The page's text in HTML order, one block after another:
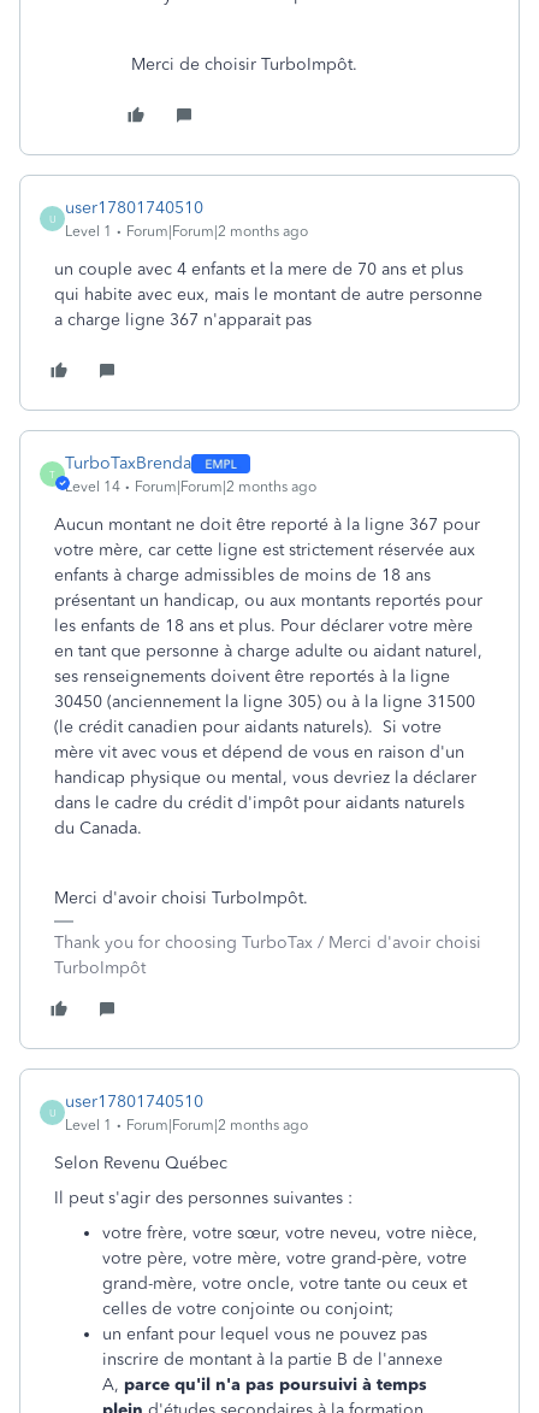
Merci de choisir TurboImpôt.
U
user17801740510
Level 1 Forum|Forum|2 months ago
un couple avec 4 enfants et la mere de 70 ans et plus
qui habite avec eux, mais le montant de autre personne
a charge ligne 367 n'apparait pas
T
TurboTaxBrenda
Level 14 Forum|Forum|2 months ago
Aucun montant ne doit être reporté à la ligne 367 pour
votre mère, car cette ligne est strictement réservée aux
enfants à charge admissibles de moins de 18 ans
présentant un handicap, ou aux montants reportés pour
les enfants de 18 ans et plus. Pour déclarer votre mère
en tant que personne à charge adulte ou aidant naturel,
ses renseignements doivent être reportés à la ligne
30450 (anciennement la ligne 305) ou à la ligne 31500
(le crédit canadien pour aidants naturels). Si votre
mère vit avec vous et dépend de vous en raison d'un
handicap physique ou mental, vous devriez la déclarer
dans le cadre du crédit d'impôt pour aidants naturels
du Canada.
Merci d'avoir choisi TurboImpôt.
Thank you for choosing TurboTax / Merci d'avoir choisi
TurboImpôt
U
user17801740510
Level 1 Forum|Forum|2 months ago
Selon Revenu Québec
Il peut s'agir des personnes suivantes :
votre frère, votre sœur, votre neveu, votre nièce,
votre père, votre mère, votre grand-père, votre
grand-mère, votre oncle, votre tante ou ceux et
celles de votre conjointe ou conjoint;
un enfant pour lequel vous ne pouvez pas
inscrire de montant à la partie B de l'annexe
A, parce qu'il n'a pas poursuivi à temps